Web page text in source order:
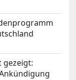
gezeigt: